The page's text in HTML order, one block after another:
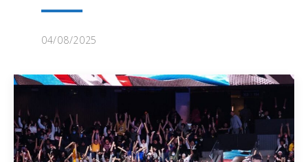
04/08/2025